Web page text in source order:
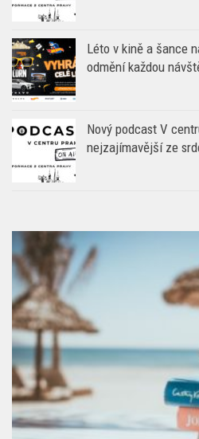
Léto v kině a šance
odmění každou
Nový podcast V
nejzajímavější ze